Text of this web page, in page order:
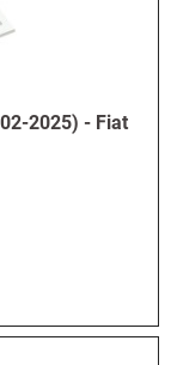
2025) - Fiat